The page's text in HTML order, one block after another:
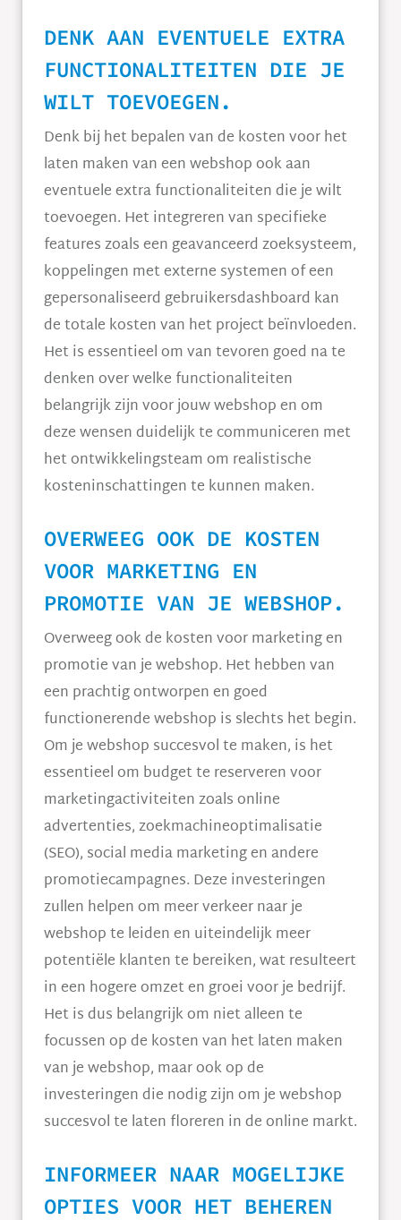
DENK AAN EVENTUELE EXTRA
FUNCTIONALITEITEN DIE JE
WILT TOEVOEGEN.
Denk bij het bepalen van de kosten voor het
laten maken van een webshop ook aan
eventuele extra functionaliteiten die je wilt
toevoegen. Het integreren van specifieke
features zoals een geavanceerd zoeksysteem,
koppelingen met externe systemen of een
gepersonaliseerd gebruikersdashboard kan
de totale kosten van het project beïnvloeden.
Het is essentieel om van tevoren goed na te
denken over welke functionaliteiten
belangrijk zijn voor jouw webshop en om
deze wensen duidelijk te communiceren met
het ontwikkelingsteam om realistische
kosteninschattingen te kunnen maken.
OVERWEEG OOK DE KOSTEN
VOOR MARKETING EN
PROMOTIE VAN JE WEBSHOP.
Overweeg ook de kosten voor marketing en
promotie van je webshop. Het hebben van
een prachtig ontworpen en goed
functionerende webshop is slechts het begin.
Om je webshop succesvol te maken, is het
essentieel om budget te reserveren voor
marketingactiviteiten zoals online
advertenties, zoekmachineoptimalisatie
(SEO), social media marketing en andere
promotiecampagnes. Deze investeringen
zullen helpen om meer verkeer naar je
webshop te leiden en uiteindelijk meer
potentiële klanten te bereiken, wat resulteert
in een hogere omzet en groei voor je bedrijf.
Het is dus belangrijk om niet alleen te
focussen op de kosten van het laten maken
van je webshop, maar ook op de
investeringen die nodig zijn om je webshop
succesvol te laten floreren in de online markt.
INFORMEER NAAR MOGELIJKE
OPTIES VOOR HET BEHEREN